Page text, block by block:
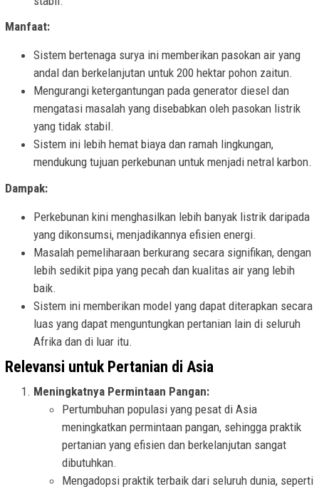
Manfaat:
Sistem bertenaga surya ini memberikan pasokan air yang
andal dan berkelanjutan untuk 200 hektar pohon zaitun.
Mengurangi ketergantungan pada generator diesel dan
mengatasi masalah yang disebabkan oleh pasokan listrik
yang tidak stabil.
Sistem ini lebih hemat biaya dan ramah lingkungan,
mendukung tujuan perkebunan untuk menjadi netral karbon.
Dampak:
Perkebunan kini menghasilkan lebih banyak listrik daripada
yang dikonsumsi, menjadikannya efisien energi.
Masalah pemeliharaan berkurang secara signifikan, dengan
lebih sedikit pipa yang pecah dan kualitas air yang lebih
baik.
Sistem ini memberikan model yang dapat diterapkan secara
luas yang dapat menguntungkan pertanian lain di seluruh
Afrika dan di luar itu.
Relevansi untuk Pertanian di Asia
Meningkatnya Permintaan Pangan:
Pertumbuhan populasi yang pesat di Asia
meningkatkan permintaan pangan, sehingga praktik
pertanian yang efisien dan berkelanjutan sangat
dibutuhkan.
Mengadopsi praktik terbaik dari seluruh dunia, seperti